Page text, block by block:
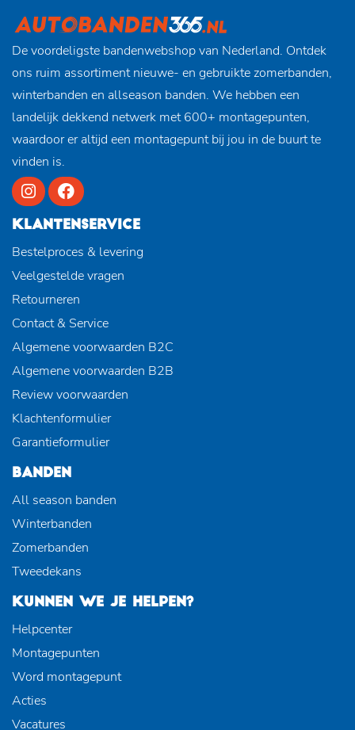
De voordeligste bandenwebshop van Nederland. Ontdek
ons ruim assortiment nieuwe- en gebruikte zomerbanden,
winterbanden en allseason banden. We hebben een
landelijk dekkend netwerk met 600+ montagepunten,
waardoor er altijd een montagepunt bij jou in de buurt te
vinden is.
KLANTENSERVICE
Bestelproces & levering
Veelgestelde vragen
Retourneren
Contact & Service
Algemene voorwaarden B2C
Algemene voorwaarden B2B
Review voorwaarden
Klachtenformulier
Garantieformulier
BANDEN
All season banden
Winterbanden
Zomerbanden
Tweedekans
KUNNEN WE JE HELPEN?
Helpcenter
Montagepunten
Word montagepunt
Acties
Vacatures